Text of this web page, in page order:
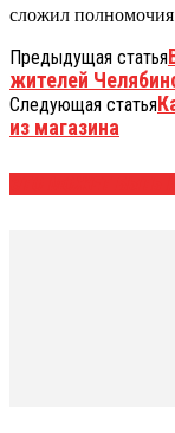
сложил
Предыдущая статья
жителей
Следующая статья
из магазина